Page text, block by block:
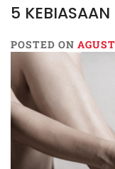
5
POSTED ON